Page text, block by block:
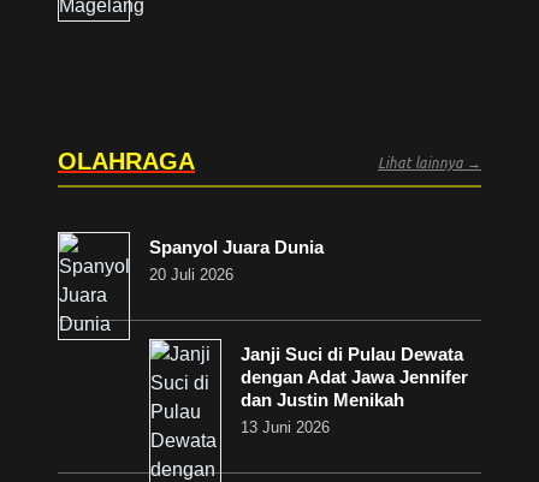
OLAHRAGA Lihat lainnya →
Spanyol Juara Dunia
20 Juli 2026
Janji Suci di Pulau Dewata
dengan Adat Jawa Jennifer
dan Justin Menikah
13 Juni 2026